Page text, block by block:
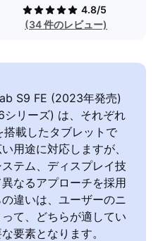
4.8/5
(34 件のレビュー)
S9 FE (2023年発売)
リーズ) は、それぞれ
載したタブレットで
用途に対応しますが、
テム、ディスプレイ技
なるアプローチを採用
違いは、ユーザーのニ
て、どちらが適してい
要素となります。